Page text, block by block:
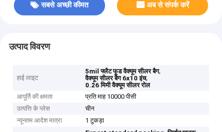
सबसे अच्छी कीमत अब से संपर्क करें
उत्पाद विवरण
हाई लाइट
5mil फ्लैट फूड वैक्यूम सीलर बैग,
वैक्यूम सीलर बैग 6x10 इंच,
0.26 मिमी वैक्यूम सीलर रोल
आपूर्ति की क्षमता
प्रति माह 10000 पीसी
उत्पत्ति के प्लेस
चीन
न्यूनतम आदेश मात्रा
1 टुकड़ा